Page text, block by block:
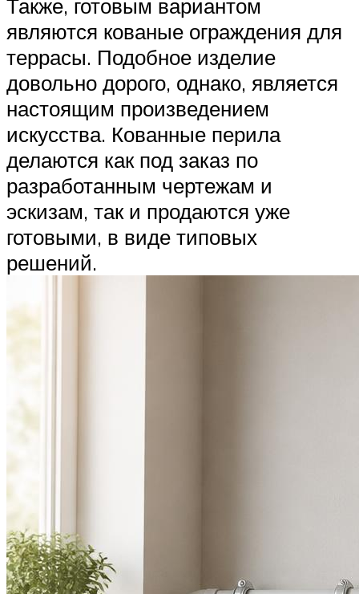
Также, готовым вариантом
являются кованые ограждения для
террасы. Подобное изделие
довольно дорого, однако, является
настоящим произведением
искусства. Кованные перила
делаются как под заказ по
разработанным чертежам и
эскизам, так и продаются уже
готовыми, в виде типовых
решений.